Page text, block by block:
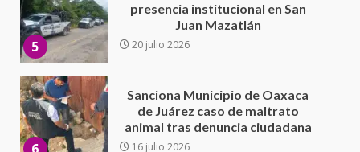
6
Sanciona Municipio de Oaxaca
de Juárez caso de maltrato
animal tras denuncia ciudadana
Detienen a Ernesto Ruffo en Baja
California; FGR lo investiga por
presuntos delitos de